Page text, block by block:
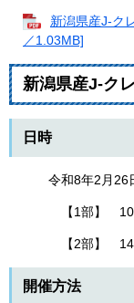
新潟県産J-ク
／1.03MB]
新潟県産J-ク
日時
令和8年2月26日
【1部】 10時
【2部】 14時
開催方法